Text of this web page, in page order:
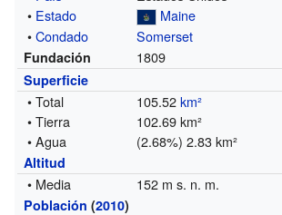
• Estado
Maine
•Condado Somerset
Fundación 1809
Superficie
• Total 105.52km²
• Tierra
102.69 km²
• Agua
(2.68%) 2.83 km²
Altitud
• Media 152 m s. n. m.
Población (2010)